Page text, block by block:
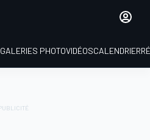
GALERIES PHOTOVIDÉOSCALENDRIER